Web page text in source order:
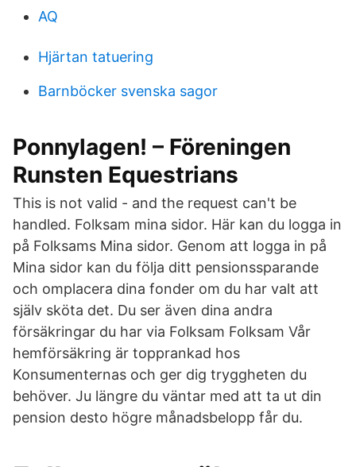
AQ
Hjärtan tatuering
Barnböcker svenska sagor
Ponnylagen! – Föreningen
Runsten Equestrians
This is not valid - and the request can't be
handled. Folksam mina sidor. Här kan du logga in
på Folksams Mina sidor. Genom att logga in på
Mina sidor kan du följa ditt pensionssparande
och omplacera dina fonder om du har valt att
själv sköta det. Du ser även dina andra
försäkringar du har via Folksam Folksam Vår
hemförsäkring är topprankad hos
Konsumenternas och ger dig tryggheten du
behöver. Ju längre du väntar med att ta ut din
pension desto högre månadsbelopp får du.